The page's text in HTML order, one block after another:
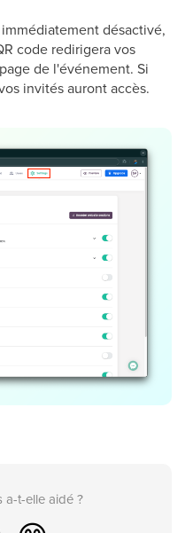
désactivé,
code redirigera vos
de l'événement. Si
invités auront accès.
a-t-elle aidé ?